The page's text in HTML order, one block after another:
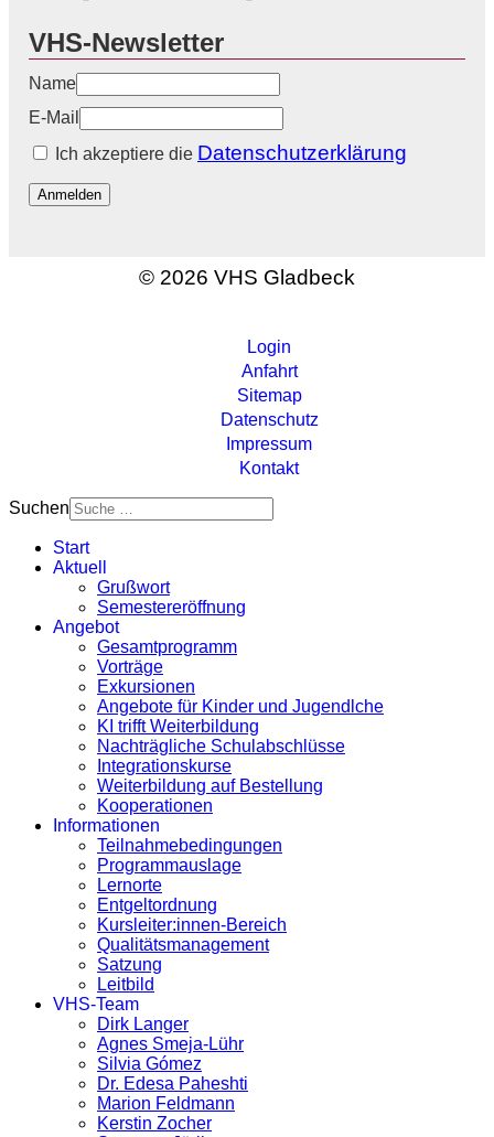
VHS-Newsletter
Name
E-Mail
Ich akzeptiere die Datenschutzerklärung
Anmelden
© 2026 VHS Gladbeck
Login
Anfahrt
Sitemap
Datenschutz
Impressum
Kontakt
Suchen
Start
Aktuell
Grußwort
Semestereröffnung
Angebot
Gesamtprogramm
Vorträge
Exkursionen
Angebote für Kinder und Jugendlche
KI trifft Weiterbildung
Nachträgliche Schulabschlüsse
Integrationskurse
Weiterbildung auf Bestellung
Kooperationen
Informationen
Teilnahmebedingungen
Programmauslage
Lernorte
Entgeltordnung
Kursleiter:innen-Bereich
Qualitätsmanagement
Satzung
Leitbild
VHS-Team
Dirk Langer
Agnes Smeja-Lühr
Silvia Gómez
Dr. Edesa Paheshti
Marion Feldmann
Kerstin Zocher